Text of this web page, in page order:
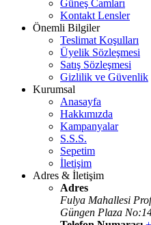
Güneş Camları
Kontakt Lensler
Önemli Bilgiler
Teslimat Koşulları
Üyelik Sözleşmesi
Satış Sözleşmesi
Gizlilik ve Güvenlik
Kurumsal
Anasayfa
Hakkımızda
Kampanyalar
S.S.S.
Sepetim
İletişim
Adres & İletişim
Adres
Fulya Mahallesi
Güngen Plaza